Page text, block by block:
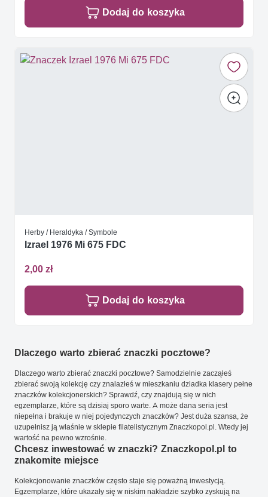
Dodaj do koszyka
Herby / Heraldyka / Symbole
Izrael 1976 Mi 675 FDC
2,00 zł
Dodaj do koszyka
Dlaczego warto zbierać znaczki pocztowe?
Dlaczego warto zbierać znaczki pocztowe? Samodzielnie zacząłeś
zbierać swoją kolekcję czy znalazłeś w mieszkaniu dziadka klasery pełne
znaczków kolekcjonerskich? Sprawdź, czy znajdują się w nich
egzemplarze, które są dzisiaj sporo warte. A może dana seria jest
niepełna i brakuje w niej pojedynczych znaczków? Jest duża szansa, że
uzupełnisz ją właśnie w sklepie filatelistycznym Znaczkopol.pl. Wtedy jej
wartość na pewno wzrośnie.
Chcesz inwestować w znaczki? Znaczkopol.pl to
znakomite miejsce
Kolekcjonowanie znaczków często staje się poważną inwestycją.
Egzemplarze, które ukazały się w niskim nakładzie szybko zyskują na